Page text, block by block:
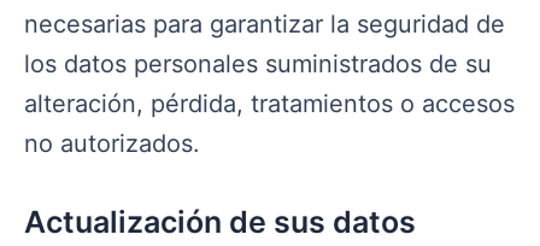
necesarias para garantizar la seguridad de
los datos personales suministrados de su
alteración, pérdida, tratamientos o accesos
no autorizados.
Actualización de sus datos